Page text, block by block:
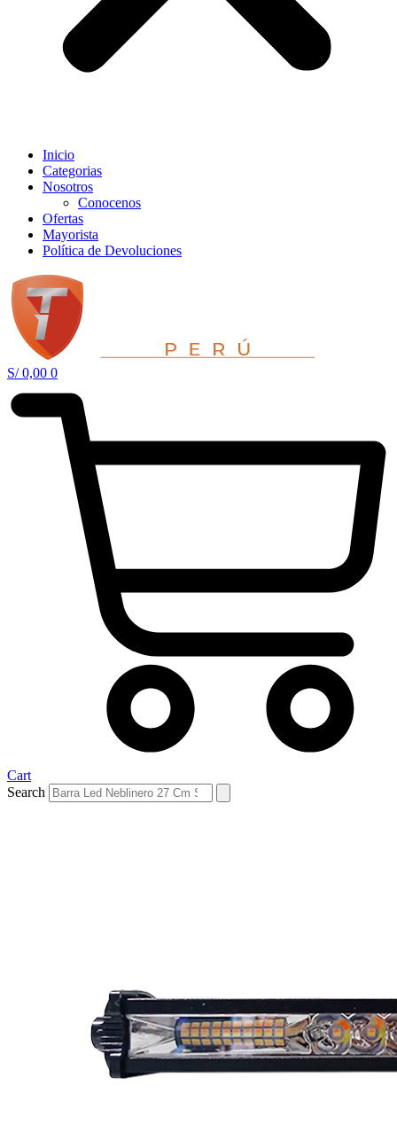
Inicio
Categorias
Nosotros
Conocenos
Ofertas
Mayorista
Política de Devoluciones
S/0,00 0
Cart
Search